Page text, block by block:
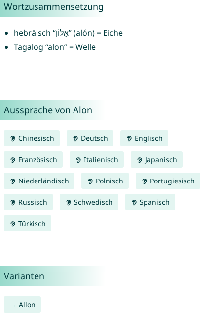
Wortzusammensetzung
hebräisch “אַלּוֹן” (alón) = Eiche
Tagalog “alon” = Welle
Aussprache von Alon
Chinesisch Deutsch Englisch
Französisch Italienisch Japanisch
Niederländisch Polnisch Portugiesisch
Russisch Schwedisch Spanisch
Türkisch
Varianten
Allon